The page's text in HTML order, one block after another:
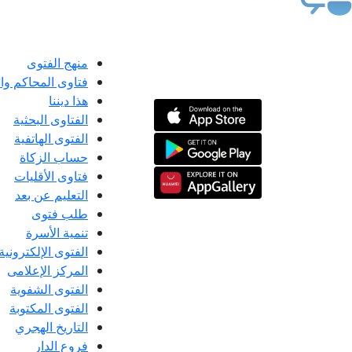
منهج الفتوى
فتاوى المحاكم
هذا ديننا
الفتاوى البحثية
الفتوى الهاتفية
حساب الزكاة
فتاوى الأقليات
التعليم عن بعد
طلب فتوى
تنمية الأسرة
الفتوى الإلكترونية
المركز الإعلامى
الفتوى الشفوية
الفتوى المكتوبة
التاريخ الهجري
فروع الدار